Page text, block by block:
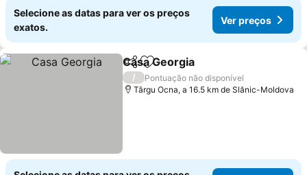
Selecione as datas para ver os preços
exatos.
Ver preços
PartilharAdicionar aos favoritos
Casa Georgia
/
Pontuação não disponível
Târgu Ocna, a 16.5 km de Slănic-Moldova